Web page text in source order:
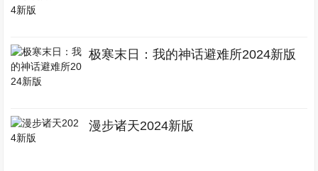
极寒末日：我的神话避难所2024新版
漫步诸天2024新版